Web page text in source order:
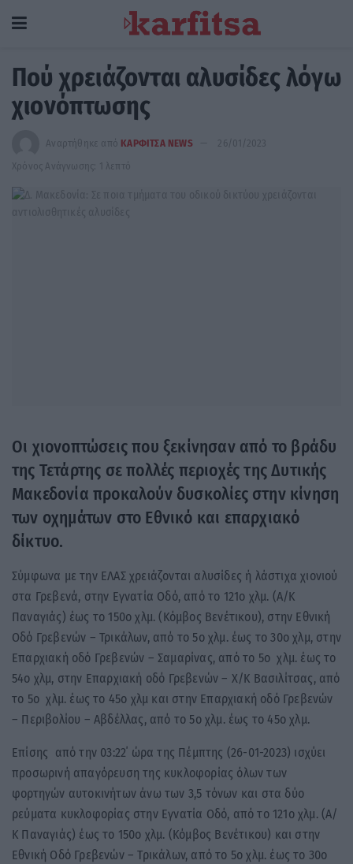
Πού χρειάζονται αλυσίδες λόγω
χιονόπτωσης
Αναρτήθηκε από ΚΑΡΦΙΤΣΑ NEWS
26/01/2023
Χρόνος Ανάγνωσης: 1 λεπτό
Οι χιονοπτώσεις που ξεκίνησαν από το βράδυ
της Τετάρτης σε πολλές περιοχές της Δυτικής
Μακεδονία προκαλούν δυσκολίες στην κίνηση
των οχημάτων στο Εθνικό και επαρχιακό
δίκτυο.
Σύμφωνα με την ΕΛΑΣ χρειάζονται αλυσίδες ή λάστιχα χιονιού
στα Γρεβενά, στην Εγνατία Οδό, από το 121ο χλμ. (Α/Κ
Παναγιάς) έως το 150ο χλμ. (Κόμβος Βενέτικου), στην Εθνική
Οδό Γρεβενών – Τρικάλων, από το 5ο χλμ. έως το 30ο χλμ, στην
Επαρχιακή οδό Γρεβενών – Σαμαρίνας, από το 5ο χλμ. έως το
54ο χλμ, στην Επαρχιακή οδό Γρεβενών – Χ/Κ Βασιλίτσας, από
το 5ο χλμ. έως το 45ο χλμ και στην Επαρχιακή οδό Γρεβενών
– Περιβολίου – Αβδέλλας, από το 5ο χλμ. έως το 45ο χλμ.
Επίσης από την 03:22΄ ώρα της Πέμπτης (26-01-2023) ισχύει
προσωρινή απαγόρευση της κυκλοφορίας όλων των
φορτηγών αυτοκινήτων άνω των 3,5 τόνων και στα δύο
ρεύματα κυκλοφορίας στην Εγνατία Οδό, από το 121ο χλμ. (Α/
Κ Παναγιάς) έως το 150ο χλμ. (Κόμβος Βενέτικου) και στην
Εθνική Οδό Γρεβενών – Τρικάλων, από το 5ο χλμ. έως το 30ο